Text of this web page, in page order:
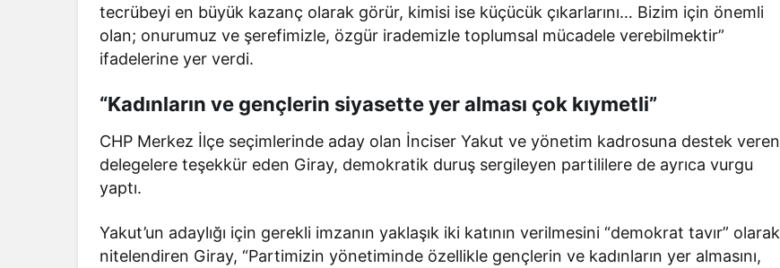
tecrübeyi en büyük kazanç olarak görür, kimisi ise küçücük çıkarlarını… Bizim için önemli
olan; onurumuz ve şerefimizle, özgür irademizle toplumsal mücadele verebilmektir”
ifadelerine yer verdi.
“Kadınların ve gençlerin siyasette yer alması çok kıymetli”
CHP Merkez İlçe seçimlerinde aday olan İnciser Yakut ve yönetim kadrosuna destek veren
delegelere teşekkür eden Giray, demokratik duruş sergileyen partililere de ayrıca vurgu
yaptı.
Yakut’un adaylığı için gerekli imzanın yaklaşık iki katının verilmesini “demokrat tavır” olarak
nitelendiren Giray, “Partimizin yönetiminde özellikle gençlerin ve kadınların yer almasını,